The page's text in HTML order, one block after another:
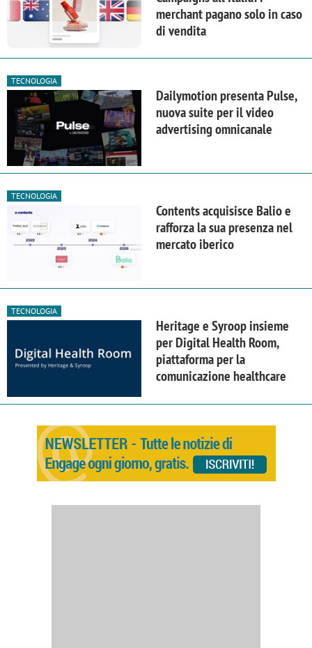
merchant pagano solo in caso
di vendita
TECNOLOGIA
Dailymotion presenta Pulse,
nuova suite per il video
advertising omnicanale
TECNOLOGIA
Contents acquisisce Balio e
rafforza la sua presenza nel
mercato iberico
TECNOLOGIA
Heritage e Syroop insieme
per Digital Health Room,
piattaforma per la
comunicazione healthcare